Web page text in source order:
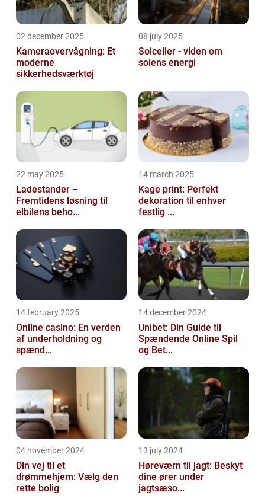
02 december 2025
Kameraovervågning: Et
moderne
sikkerhedsværktøj
08 july 2025
Solceller - viden om
solens energi
22 may 2025
Ladestander –
Fremtidens løsning til
elbilens beho...
14 march 2025
Kage print: Perfekt
dekoration til enhver
festlig ...
14 february 2025
Online casino: En verden
af underholdning og
spænd...
14 december 2024
Unibet: Din Guide til
Spændende Online Spil
og Bet...
04 november 2024
Din vej til et
drømmehjem: Vælg den
rette bolig
13 july 2024
Høreværn til jagt: Beskyt
dine ører under
jagtsæso...